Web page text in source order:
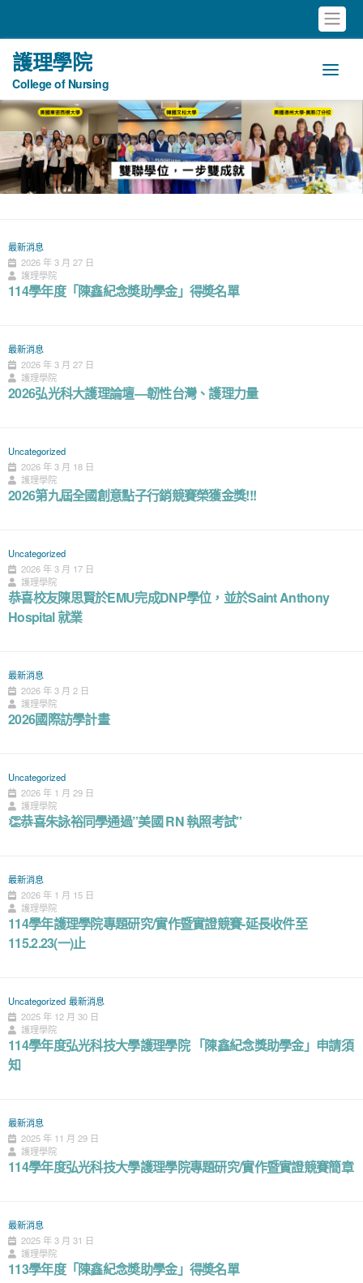
護理學院
College of Nursing
最新消息
2026 年 3 月 27 日
護理學院
114學年度「陳鑫紀念奬助學金」得奬名單
最新消息
2026 年 3 月 27 日
護理學院
2026弘光科大護理論壇—韌性台灣、護理力量
Uncategorized
2026 年 3 月 18 日
護理學院
2026第九屆全國創意點子行銷競賽榮獲金獎!!!
Uncategorized
2026 年 3 月 17 日
護理學院
恭喜校友陳思賢於EMU完成DNP學位，並於Saint Anthony
Hospital 就業
最新消息
2026 年 3 月 2 日
護理學院
2026國際訪學計畫
Uncategorized
2026 年 1 月 29 日
護理學院
👏恭喜朱詠裕同學通過”美國 RN 執照考試”
最新消息
2026 年 1 月 15 日
護理學院
114學年護理學院專題研究/實作暨實證競賽-延長收件至
115.2.23(一)止
Uncategorized 最新消息
2025 年 12 月 30 日
護理學院
114學年度弘光科技大學護理學院 「陳鑫紀念獎助學金」申請須
知
最新消息
2025 年 11 月 29 日
護理學院
114學年度弘光科技大學護理學院專題研究/實作暨實證競賽簡章
最新消息
2025 年 3 月 31 日
護理學院
113學年度「陳鑫紀念奬助學金」得奬名單